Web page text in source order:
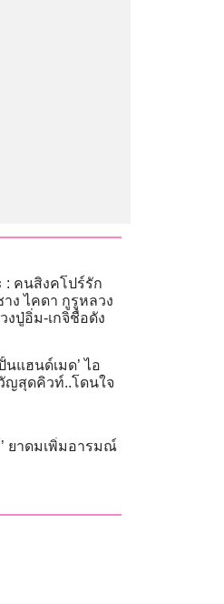
: คนสิงคโปร์รัก
ง ไคดา กูรูหลวง
งปู่อิ่ม-เกจิชื่อดัง
นแฮนด์เมด’ ไอ
ญสุดคิวท์..โดนใจ
’ ยาดมเพิ่มอารมณ์